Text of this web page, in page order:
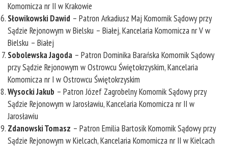
Komornicza nr II w Krakowie
Słowikowski Dawid – Patron Arkadiusz Maj Komornik Sądowy przy
Sądzie Rejonowym w Bielsku – Białej, Kancelaria Komornicza nr V w
Bielsku – Białej
Sobolewska Jagoda – Patron Dominika Barańska Komornik Sądowy
przy Sądzie Rejonowym w Ostrowcu Świętokrzyskim, Kancelaria
Komornicza nr I w Ostrowcu Świętokrzyskim
Wysocki Jakub – Patron Józef Zagrobelny Komornik Sądowy przy
Sądzie Rejonowym w Jarosławiu, Kancelaria Komornicza nr II w
Jarosławiu
Zdanowski Tomasz – Patron Emilia Bartosik Komornik Sądowy przy
Sądzie Rejonowym w Kielcach, Kancelaria Komornicza nr II w Kielcach